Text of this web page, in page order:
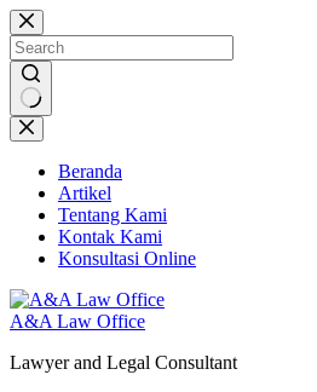
Skip
to
content
No
results
Beranda
Artikel
Tentang Kami
Kontak Kami
Konsultasi Online
A&A Law Office
Lawyer and Legal Consultant